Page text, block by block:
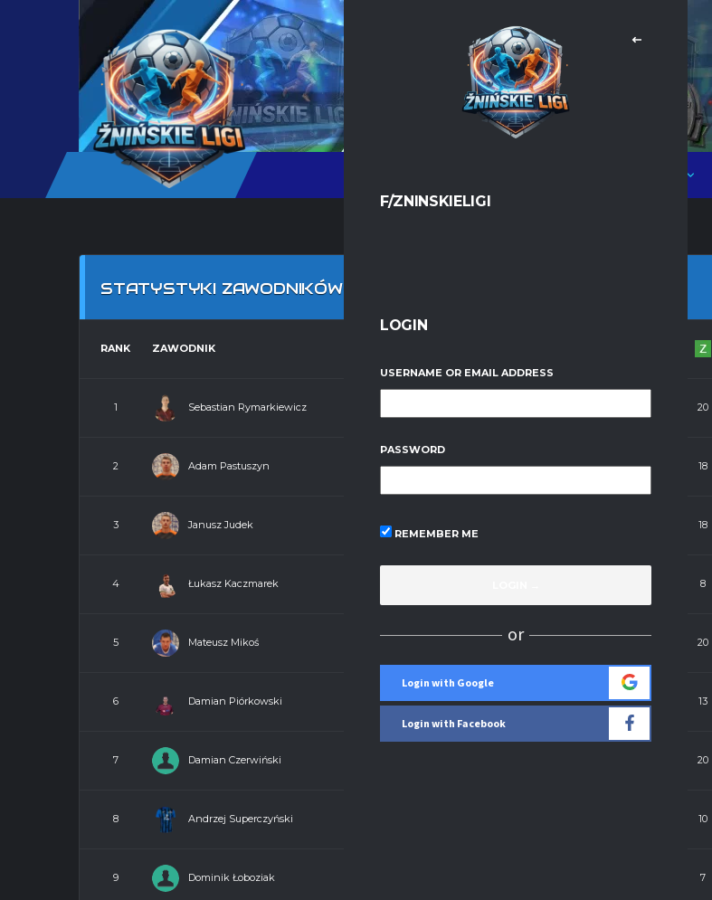
F/ZNINSKIELIGI
LOGIN
USERNAME OR EMAIL ADDRESS
PASSWORD
REMEMBER ME
or
Login with Google
Login with Facebook
STATYSTYKI ZAWODNIKÓW- LIGA HALOWA MOS 23/24
RANK ZAWODNIK
1 Sebastian Rymarkiewicz 20
2 Adam Pastuszyn 42 24 18
3 Janusz Judek 18
4 Łukasz Kaczmarek 8
5 Mateusz Mikoś 20
6 Damian Piórkowski 20 24 13
7 Damian Czerwiński 20
8 Andrzej Superczyński 10
9 Dominik Łoboziak 7